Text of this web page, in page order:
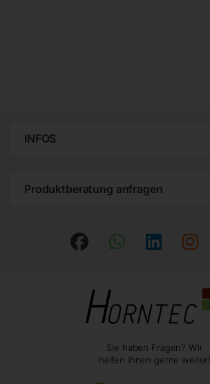
INFOS
Produktberatung anfragen
Sie haben Fragen? Wir
helfen Ihnen gerne weiter!